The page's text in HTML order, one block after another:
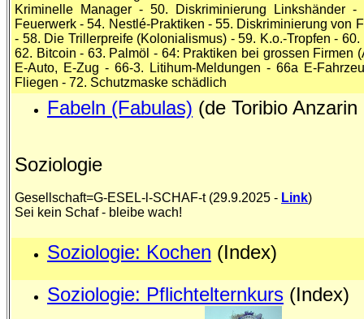
Kriminelle Manager - 50. Diskriminierung Linkshänder
Feuerwerk - 54. Nestlé-Praktiken - 55. Diskriminierung von
- 58. Die Trillerpreife (Kolonialismus) - 59. K.o.-Tropfen -
62. Bitcoin - 63. Palmöl - 64: Praktiken bei grossen Firmen
E-Auto, E-Zug - 66-3. Litihum-Meldungen - 66a E-
Fliegen - 72. Schutzmaske schädlich
Fabeln (Fabulas) (de Toribio
Soziologie
Gesellschaft=G-ESEL-l-SCHAF-t (29.9.2025 - Link)
Sei kein Schaf - bleibe wach!
Soziologie: Kochen (Index)
Soziologie: Pflichtelternkurs (Index)